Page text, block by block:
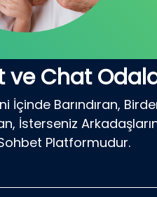
ve Chat
İçinde Barındıran,
İsterseniz
Platformudur.